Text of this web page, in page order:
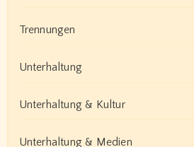
Trennungen
Unterhaltung
Unterhaltung & Kultur
Unterhaltung & Medien